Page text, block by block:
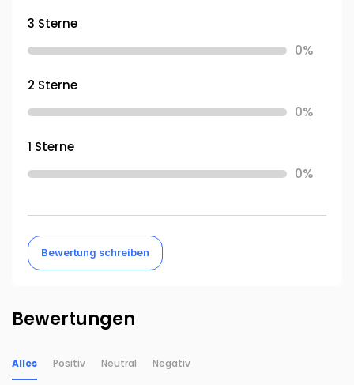
3 Sterne
0%
2 Sterne
0%
1 Sterne
0%
Bewertung schreiben
Bewertungen
Alles Positiv Neutral Negativ